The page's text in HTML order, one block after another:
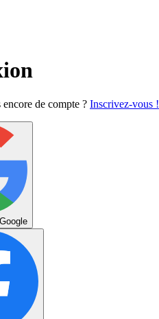
de compte ? Inscrivez-vous !